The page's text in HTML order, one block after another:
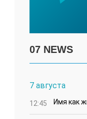
07 NEWS
7 августа
12:45 Имя как